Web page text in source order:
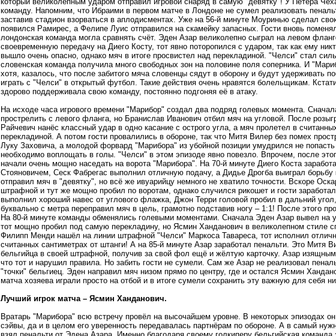
команду. Напомним, что Ибраими в первом матче в Лондоне не сумел реализовать
заставив стадион взорваться в аплодисментах. Уже на 56-й минуте Моуринью сделал
появился Рамирес, а Фелипе Луис отправился на скамейку запасных. Гости вновь
лондонская команда могла сравнять счёт. Эден Азар великолепно сыграл на левом
своевременную передачу на Диего Косту, тот явно поторопился с ударом, так как ему
вышло очень опасно, однако мяч в итоге просвистел над перекладиной. "Челси" стал
словенская команда получила много свободных зон на половине поля соперника. И
хотя, казалось, что после забитого мяча словенцы сядут в оборону и будут удерживать
играть с "Челси" в открытый футбол. Такие действия очень нравятся болельщикам.
здорово поддерживала свою команду, постоянно подгоняя её в атаку.
На исходе часа игрового времени "Марибор" создал два подряд голевых момента.
прострелить с левого фланга, но Бранислав Иванович отбил мяч на угловой. После
Райчевич нанёс классный удар в одно касание с острого угла, а мяч пролетел в
перекладиной. А потом гости провалились в обороне, так что Митя Вилер без помех
Луку Заховича, а молодой форвард "Марибора" из убойной позиции умудрился не
необходимо воплощать в голы. "Челси" в этом эпизоде явно повезло. Впрочем, после
начали очень мощно наседать на ворота "Марибора". На 70-й минуте Диего Коста
Стояновичем, Сеск Фабрегас выполнил отличную подачу, а Дидье Дрогба выиграл
отправил мяч в "девятку", но всё же ивуарийцу немного не хватило точности. Вскоре
штрафной и тут же мощно пробил по воротам, однако случился рикошет и гости
выполнил хороший навес от углового флажка, Джон Терри головой пробил в дальний
буквально с метра переправил мяч в цель, грамотно подставив ногу – 1:1! После этого
На 80-й минуте команды обменялись голевыми моментами. Сначала Эден Азар вывел на
тот мощно пробил под самую перекладину, но Ясмин Ханданович в великолепном стиле
Филипп Менди нашёл на линии штрафной "Челси" Маркоса Тавареса, тот исполнил
считанных сантиметрах от штанги! А на 85-й минуте Азар заработал пенальти. Это Митя
бельгийца в своей штрафной, получив за свой фол ещё и жёлтую карточку. Азар
что тот и нарушил правила. Но забить гости не сумели. Сам же Азар не реализовал
"точки" бельгиец. Эден направил мяч низом прямо по центру, где и остался Ясмин
матча хозяева играли просто на отбой и в итоге сумели сохранить эту важную для себя
Лучший игрок матча – Ясмин Ханданович.
Вратарь "Марибора" всю встречу провёл на высочайшем уровне. В некоторых эпизодах
сэйвы, да и в целом его уверенность передавалась партнёрам по обороне. А в самый